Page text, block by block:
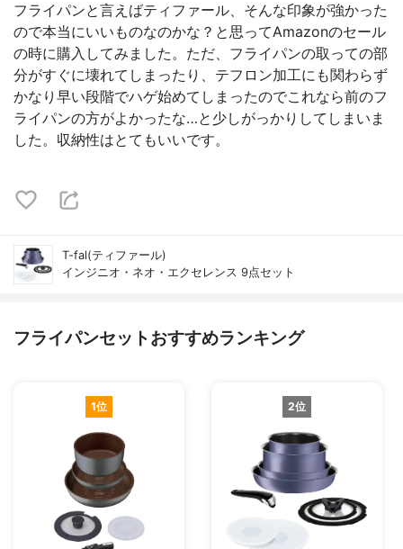
フライパンと言えばティファール、そんな印象が強かった
ので本当にいいものなのかな？と思ってAmazonのセール
の時に購入してみました。ただ、フライパンの取っての部
分がすぐに壊れてしまったり、テフロン加工にも関わらず
かなり早い段階でハゲ始めてしまったのでこれなら前のフ
ライパンの方がよかったな…と少しがっかりしてしまいま
した。収納性はとてもいいです。
T-fal(ティファール)
インジニオ・ネオ・エクセレンス 9点セット
フライパンセットおすすめランキング
1位 2位